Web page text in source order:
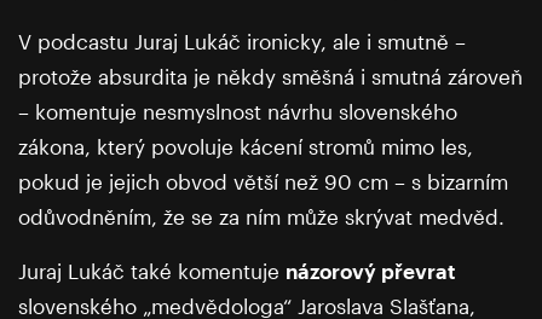
V podcastu Juraj Lukáč ironicky, ale i smutně –
protože absurdita je někdy směšná i smutná zároveň
– komentuje nesmyslnost návrhu slovenského
zákona, který povoluje kácení stromů mimo les,
pokud je jejich obvod větší než 90 cm – s bizarním
odůvodněním, že se za ním může skrývat medvěd.
Juraj Lukáč také komentuje názorový převrat
slovenského „medvědologa“ Jaroslava Slašťana,